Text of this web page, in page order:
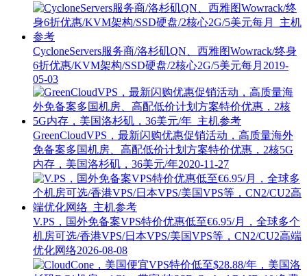
CycloneServers服务商/洛杉矶QN、西雅图Wowrack/终身
6折优惠/KVM架构/SSD硬盘/2核心2G/5美元每月 2019-
05-03
GreenCloudVPS，最新闪购优惠促销活动，高质量海外
免备案多国机房、高配低价计划方案特价优惠，2核5G
内存，美国洛杉矶，36美元/年2020-11-27
V.PS，国外免备案VPS特价优惠低至€6.95/月，全球多个
机房可选/香港VPS/日本VPS/美国VPS等，CN2/CU2高端
优化网络2026-08-08